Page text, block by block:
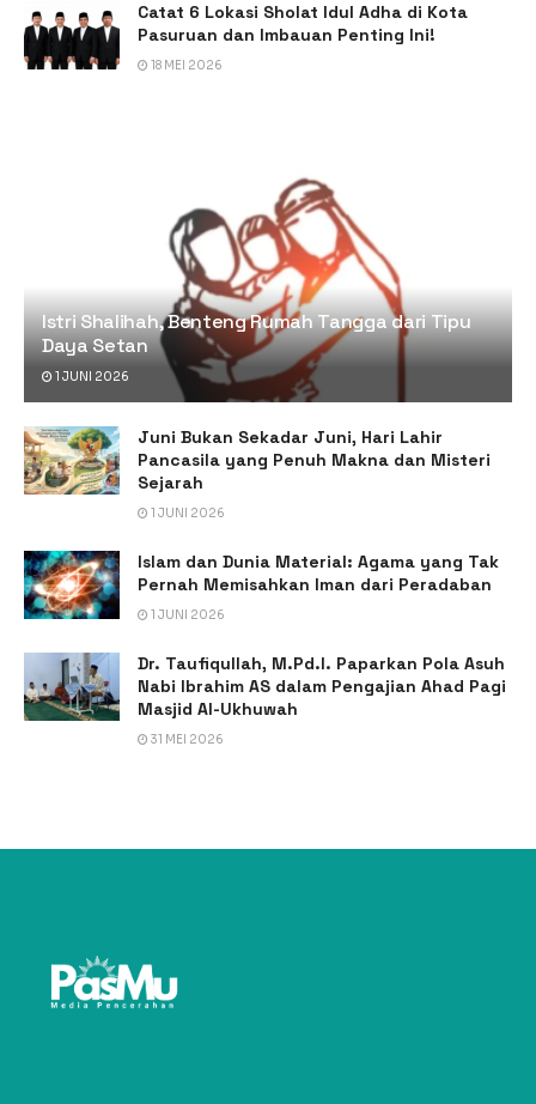
Catat 6 Lokasi Sholat Idul Adha di Kota
Pasuruan dan Imbauan Penting Ini!
18 MEI 2026
Istri Shalihah, Benteng Rumah Tangga dari Tipu
Daya Setan
1 JUNI 2026
Juni Bukan Sekadar Juni, Hari Lahir
Pancasila yang Penuh Makna dan Misteri
Sejarah
1 JUNI 2026
Islam dan Dunia Material: Agama yang Tak
Pernah Memisahkan Iman dari Peradaban
1 JUNI 2026
Dr. Taufiqullah, M.Pd.I. Paparkan Pola Asuh
Nabi Ibrahim AS dalam Pengajian Ahad Pagi
Masjid Al-Ukhuwah
31 MEI 2026